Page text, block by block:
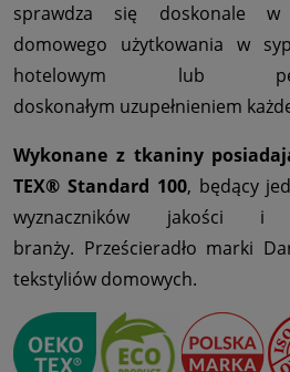
sprawdza się doskonale w
domowego użytkowania w
hotelowym lub
doskonałym uzupełnieniem
Wykonane z tkaniny
TEX® Standard 100, będący
wyznaczników jakości i
branży. Prześcieradło marki
tekstyliów domowych.